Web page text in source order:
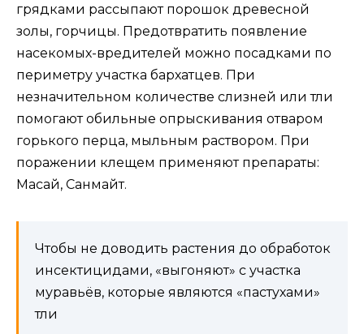
грядками рассыпают порошок древесной
золы, горчицы. Предотвратить появление
насекомых-вредителей можно посадками по
периметру участка бархатцев. При
незначительном количестве слизней или тли
помогают обильные опрыскивания отваром
горького перца, мыльным раствором. При
поражении клещем применяют препараты:
Масай, Санмайт.
Чтобы не доводить растения до обработок
инсектицидами, «выгоняют» с участка
муравьёв, которые являются «пастухами»
тли